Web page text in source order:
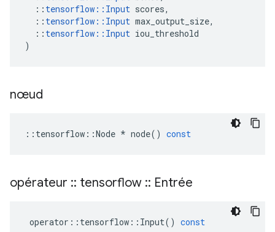
:: tensorflow :: Input scores,
:: tensorflow :: Input max_output_size,
:: tensorflow :: Input iou_threshold
)
nœud
:: tensorflow ::Node * node() const
opérateur :: tensorflow :: Entrée
operator :: tensorflow :: Input() const